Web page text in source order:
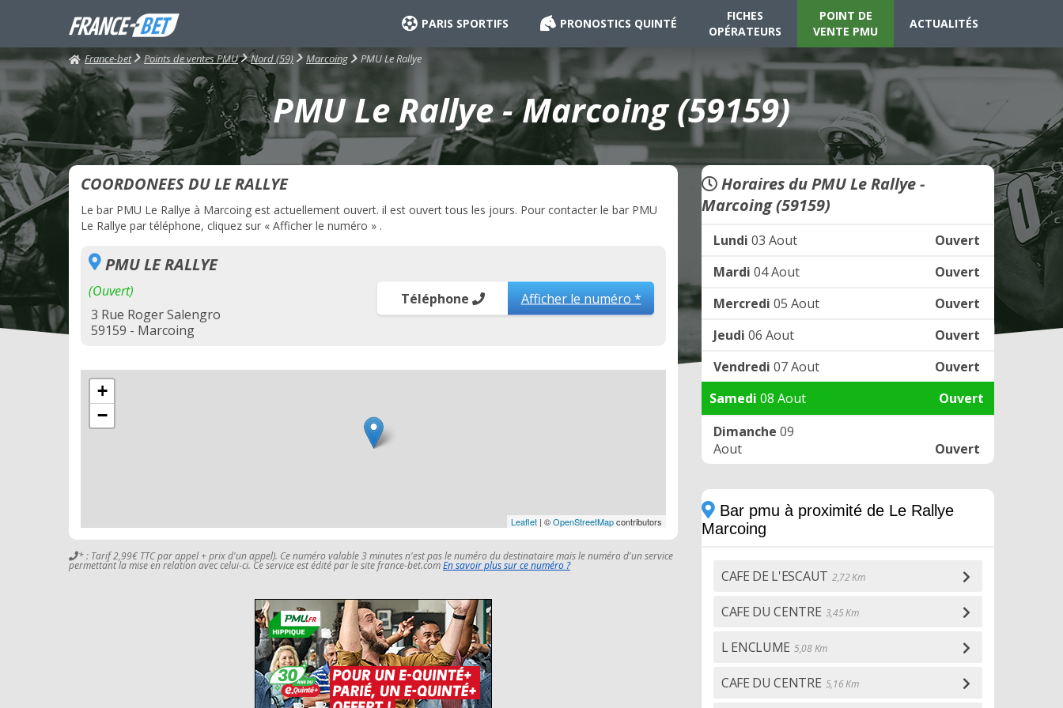
PARIS SPORTIFS PRONOSTICS QUINTÉ
FICHES
OPÉRATEURS
POINT DE
VENTE PMU
ACTUALITÉS
France-bet Points de ventes PMU Nord (59) Marcoing PMU Le Rallye
PMU Le Rallye - Marcoing (59159)
COORDONEES DU LE RALLYE
Le bar PMU Le Rallye à Marcoing est actuellement ouvert. il est ouvert tous les jours. Pour contacter le bar PMU
Le Rallye par téléphone, cliquez sur « Afficher le numéro » .
PMU LE RALLYE
(Ouvert)
3 Rue Roger Salengro
59159 - Marcoing
Téléphone Afficher le numéro *
+
−
Leaflet | ©OpenStreetMapcontributors
* : Tarif 2,99€ TTC par appel + prix d'un appel). Ce numéro valable 3 minutes n'est pas le numéro du destinataire mais le numéro d'un service
permettant la mise en relation avec celui-ci. Ce service est édité par le site france-bet.comEn savoir plus sur ce numéro ?
Horaires du PMU Le Rallye -
Marcoing (59159)
Lundi 03 Aout
Ouvert
Mardi 04 Aout
Ouvert
Mercredi 05 Aout
Ouvert
Jeudi 06 Aout
Ouvert
Vendredi 07 Aout
Ouvert
Samedi 08 Aout
Ouvert
Dimanche 09
Aout
Ouvert
Bar pmu à proximité de Le Rallye
Marcoing
CAFE DE L'ESCAUT 2,72 Km
CAFE DU CENTRE 3,45 Km
L ENCLUME 5,08 Km
CAFE DU CENTRE 5,16 Km